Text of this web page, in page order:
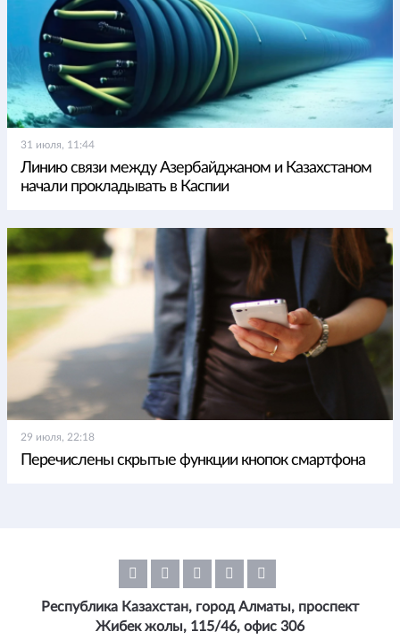
31 июля, 11:44
Линию связи между Азербайджаном и Казахстаном
начали прокладывать в Каспии
29 июля, 22:18
Перечислены скрытые функции кнопок смартфона
Республика Казахстан, город Алматы, проспект
Жибек жолы, 115/46, офис 306